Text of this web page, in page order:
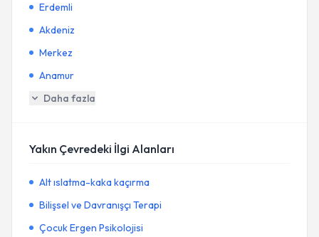
Erdemli
Akdeniz
Merkez
Anamur
Daha fazla
Yakın Çevredeki İlgi Alanları
Alt ıslatma-kaka kaçırma
Bilişsel ve Davranışçı Terapi
Çocuk Ergen Psikolojisi